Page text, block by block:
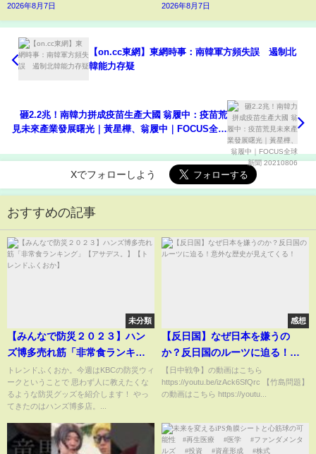
2026年8月7日 2026年8月7日
【on.cc東網】東網時事：南韓軍方頻失誤 遏制北
韓能力存疑
砸2.2兆！南韓力拼成疫苗生產大國 翁履中：疫苗荒
見未來產業發展曙光｜黃星樺、翁履中｜FOCUS全球
Xでフォローしよう
おすすめの記事
未分類
【みんなで防災２０２３】ハン
ズ博多売れ筋「非常食ランキン
グ」【アサデス。】【トレンド
ふくおか】
トレンドふくおか。今週はKBCの防災ウィ
ークということで 思わず人に教えたくな
るような防災グッズを紹介します！ やっ
てきたのはハンズ博多店。...
感想
【反日国】なぜ日本を嫌うの
か？反日国のルーツに迫る！意
外な歴史が見えてくる！
【日中戦争】の動画はこちら
https://youtu.be/izAck6SfQrc 【竹島問題】
の動画はこちら https://youtu...